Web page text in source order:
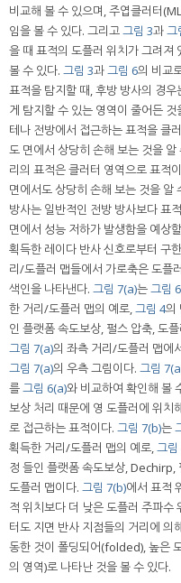
비교해 볼 수 있으며, 주엽클러터
임을 볼 수 있다. 그리고그림 3과그
을 때 표적의 도플러 위치가 그려져
볼 수 있다. 그림 3과그림 6의 비교
표적을 탐지할 때, 후방 방사의 경
게 탐지할 수 있는 영역이 줄어든
테나 전방에서 접근하는 표적을 클
도 면에서 상당히 손해 보는 것을 알
리의 표적은 클러터 영역으로 표적
면에서도 상당히 손해 보는 것을 알
방사는 일반적인 전방 방사보다 표
면에서 성능 저하가 발생함을 예상
획득한 레이다 반사 신호로부터 구
리/도플러 맵들에서 가로축은 도
색인을 나타낸다. 그림 7(a)는그림
한 거리/도플러 맵의 예로,그림 4의
인 플랫폼 속도보상, 펄스 압축, 도
그림 7(a)의 좌측 거리/도플러 맵에
그림 7(a)의 우측 그림이다. 그림
를그림 6(a)와 비교하여 확인해 볼
보상 처리 때문에 영 도플러에 위치
로 접근하는 표적이다. 그림 7(b)는
획득한 거리/도플러 맵의 예로,그림
정 들인 플랫폼 속도보상, Dechirp,
도플러 맵이다. 그림 7(b)에서 표적
적 위치보다 더 낮은 도플러 주파수
터도 지면 반사 지점들의 거리에 의
동한 것이 폴딩되어(folded), 높은
의 영역)로 나타난 것을 볼 수 있다.